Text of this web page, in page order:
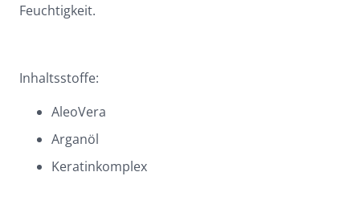
Feuchtigkeit.
Inhaltsstoffe:
AleoVera
Arganöl
Keratinkomplex